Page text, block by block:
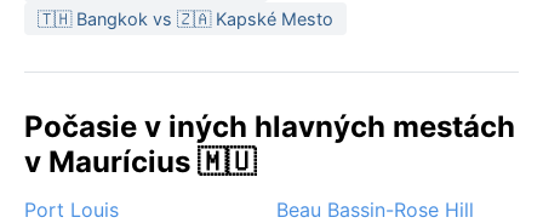
🇹🇭 Bangkok vs 🇿🇦 Kapské Mesto
Počasie v iných hlavných mestách
v Maurícius 🇲🇺
Port Louis
Beau Bassin-Rose Hill